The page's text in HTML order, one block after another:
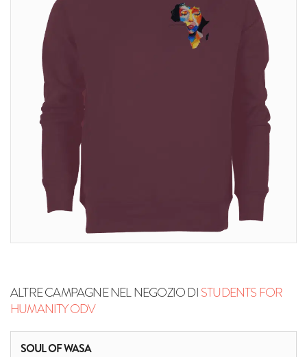
ALTRE CAMPAGNE NEL NEGOZIO DISTUDENTS FOR
HUMANITY ODV
SOUL OF WASA